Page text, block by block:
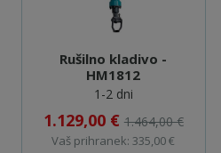
Rušilno kladivo -
HM1812
1-2 dni
1.129,00 € 1.464,00 €
Vaš prihranek: 335,00 €